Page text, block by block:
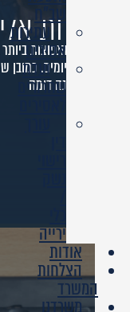
שב”ח
עתירות
אסירים
ועדת
שחרורים
ירייה
אודות
הצלחות
המשרד
עבירות
העבירות הנפוצות
לרכוש ואיומים.
עליהם אינה דומה